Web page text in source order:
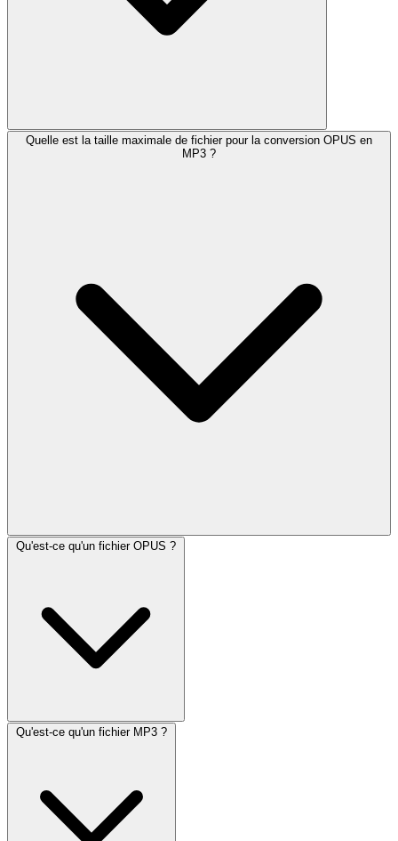
Quelle est la taille maximale de fichier pour la conversion OPUS en
MP3 ?
Qu'est-ce qu'un fichier OPUS ?
Qu'est-ce qu'un fichier MP3 ?